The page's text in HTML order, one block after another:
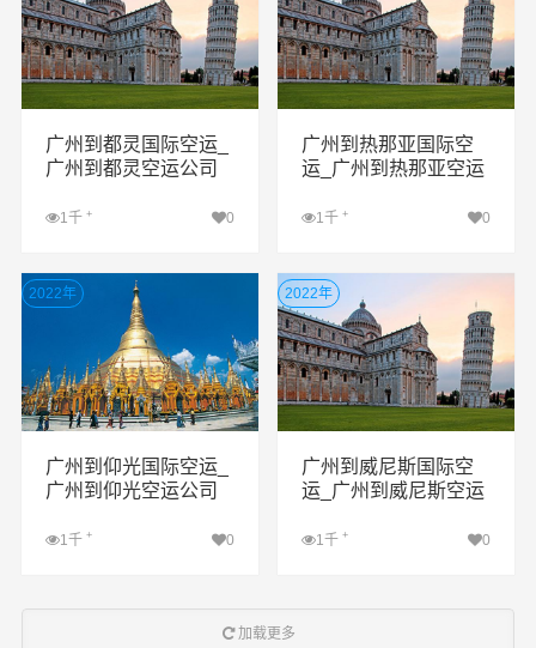
广州到都灵国际空运_
广州到都灵空运公司
1千 + 0
查看详细
广州到热那亚国际空
运_广州到热那亚空运
1千+ 0
查看详细
广州到仰光国际空运_
广州到仰光空运公司
1千 + 0
2022年
广州到威尼斯国际空
运_广州到威尼斯空运
1千+ 0
2022年
加载更多